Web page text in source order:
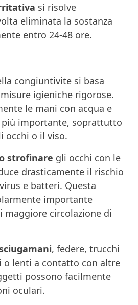
si risolve
eliminata la sostanza
entro 24-48 ore.
congiuntivite si basa
igieniche rigorose.
le mani con acqua e
più importante, soprattutto
occhi o il viso.
strofinare gli occhi con le
drasticamente il rischio
e batteri. Questa
importante
maggiore circolazione di
, federe, trucchi
o lenti a contatto con altre
possono facilmente
oculari.